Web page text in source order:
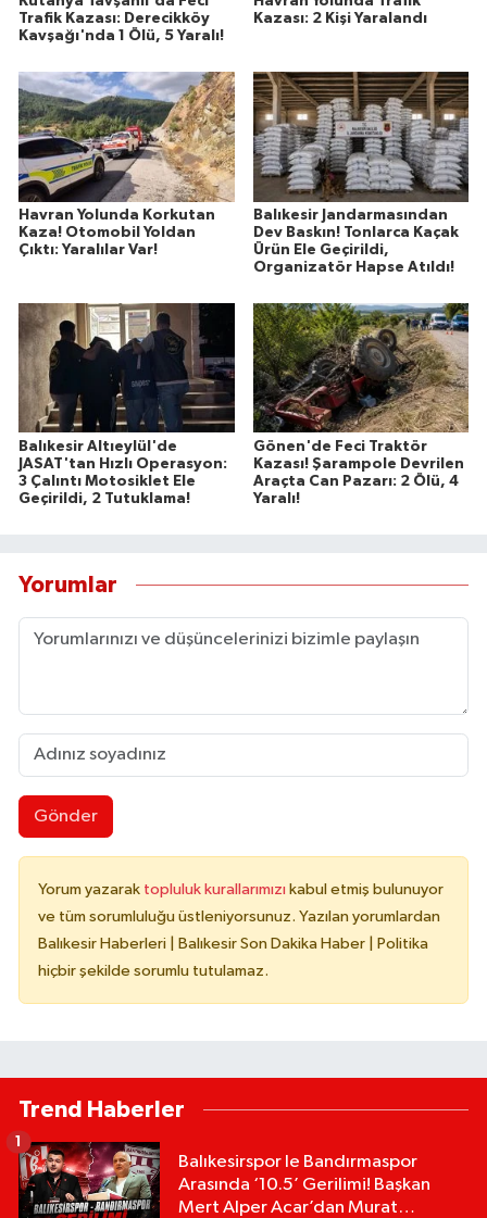
Trafik Kazası: Derecikköy
Kavşağı'nda 1 Ölü, 5 Yaralı!
Kazası: 2 Kişi Yaralandı
Havran Yolunda Korkutan
Kaza! Otomobil Yoldan
Çıktı: Yaralılar Var!
Balıkesir Jandarmasından
Dev Baskın! Tonlarca Kaçak
Ürün Ele Geçirildi,
Organizatör Hapse Atıldı!
Balıkesir Altıeylül'de
JASAT'tan Hızlı Operasyon:
3 Çalıntı Motosiklet Ele
Geçirildi, 2 Tutuklama!
Gönen'de Feci Traktör
Kazası! Şarampole Devrilen
Araçta Can Pazarı: 2 Ölü, 4
Yaralı!
Yorumlar
Gönder
Yorum yazarak topluluk kurallarımızı kabul etmiş bulunuyor
ve tüm sorumluluğu üstleniyorsunuz. Yazılan yorumlardan
Balıkesir Haberleri | Balıkesir Son Dakika Haber | Politika
hiçbir şekilde sorumlu tutulamaz.
Trend Haberler
Balıkesirspor le Bandırmaspor
Arasında ‘10.5’ Gerilimi! Başkan
Mert Alper Acar’dan Murat
1